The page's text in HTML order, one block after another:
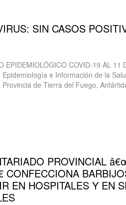
SIN CASOS
EPIDEMIOLÓGICO COVID-19 AL
Epidemiología e Información de la
de Tierra del Fuego,
PROVINCIAL
CONFECCIONA
EN HOSPITALES Y EN